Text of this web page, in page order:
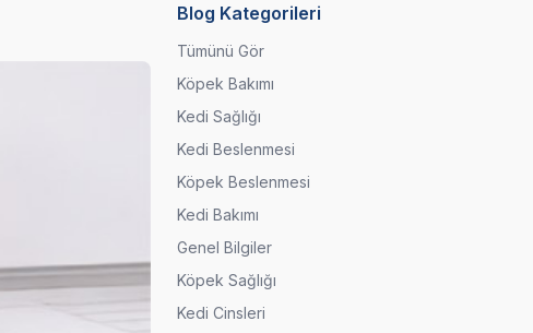
Blog Kategorileri
Tümünü Gör
Köpek Bakımı
Kedi Sağlığı
Kedi Beslenmesi
Köpek Beslenmesi
Kedi Bakımı
Genel Bilgiler
Köpek Sağlığı
Kedi Cinsleri